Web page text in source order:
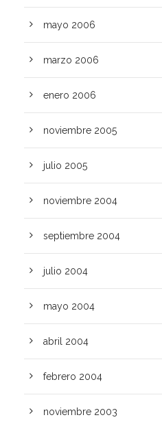
mayo 2006
marzo 2006
enero 2006
noviembre 2005
julio 2005
noviembre 2004
septiembre 2004
julio 2004
mayo 2004
abril 2004
febrero 2004
noviembre 2003